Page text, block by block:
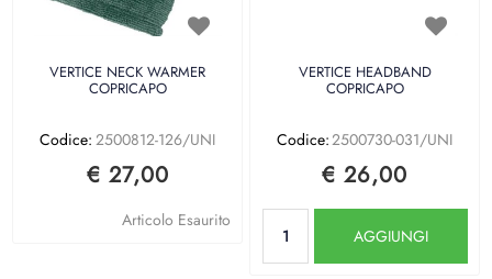
VERTICE NECK WARMER
COPRICAPO
Codice: 2500812-126/UNI
€ 27,00
Articolo Esaurito
VERTICE HEADBAND
COPRICAPO
Codice:2500730-031/UNI
€ 26,00
AGGIUNGI